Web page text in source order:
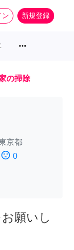
ン 新規登録
more_horiz
の掃除
京都
sentiment_dissatisfied 0
願いし